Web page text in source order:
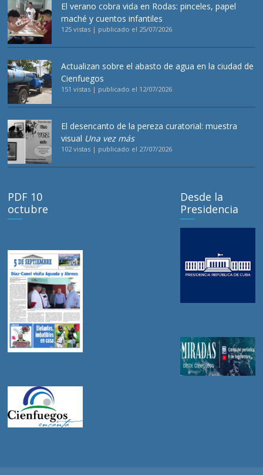
El verano cobra vida en Rodas: pinceles, papel
maché y cuentos infantiles
125 vistas | publicado el 25/07/2026
Actualizan sobre el abasto de agua en la ciudad de
Cienfuegos
151 vistas | publicado el 12/07/2026
El desencanto de la pereza curatorial: muestra
visual Una vez más
102 vistas | publicado el 27/07/2026
PDF 10
octubre
Desde la
Presidencia